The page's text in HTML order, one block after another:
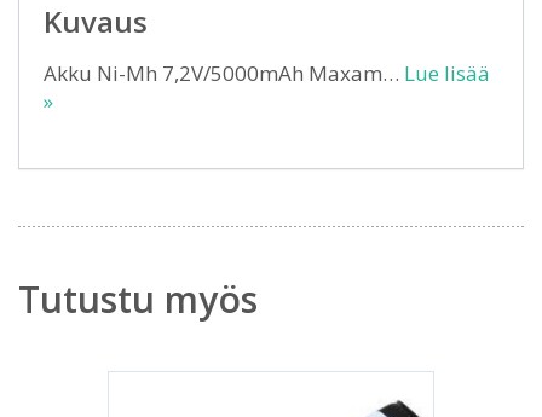
Kuvaus
Akku Ni-Mh 7,2V/5000mAh Maxam… Lue lisää
»
Tutustu myös